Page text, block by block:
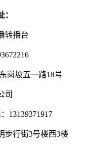
转播台
岗坡五一路18号
司
13139371917
步行街3号楼西3楼